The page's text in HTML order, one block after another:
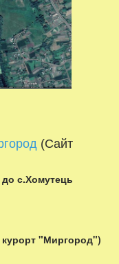
(Сайт
до с.Хомутець
курорт "Миргород")